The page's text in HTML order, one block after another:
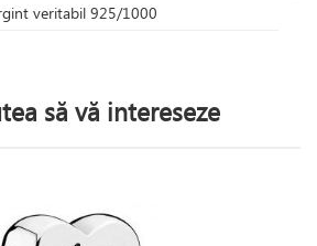
veritabil 925/1000
să vă intereseze